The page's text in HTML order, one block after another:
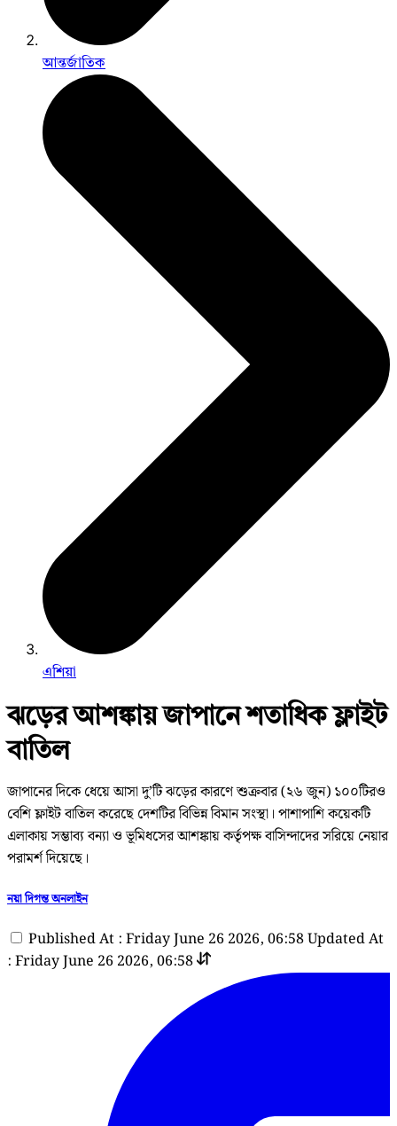
আন্তর্জাতিক
এশিয়া
ঝড়ের আশঙ্কায় জাপানে শতাধিক ফ্লাইট
বাতিল
জাপানের দিকে ধেয়ে আসা দু’টি ঝড়ের কারণে শুক্রবার (২৬ জুন) ১০০টিরও
বেশি ফ্লাইট বাতিল করেছে দেশটির বিভিন্ন বিমান সংস্থা। পাশাপাশি কয়েকটি
এলাকায় সম্ভাব্য বন্যা ও ভূমিধসের আশঙ্কায় কর্তৃপক্ষ বাসিন্দাদের সরিয়ে নেয়ার
পরামর্শ দিয়েছে।
নয়া দিগন্ত অনলাইন
Published At : Friday June 26 2026, 06:58Updated At
: Friday June 26 2026, 06:58